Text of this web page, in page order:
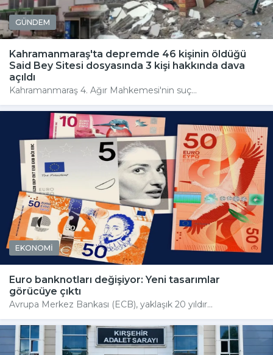
GÜNDEM
Kahramanmaraş'ta depremde 46 kişinin öldüğü
Said Bey Sitesi dosyasında 3 kişi hakkında dava
açıldı
Kahramanmaraş 4. Ağır Mahkemesi'nin suç...
EKONOMİ
Euro banknotları değişiyor: Yeni tasarımlar
görücüye çıktı
Avrupa Merkez Bankası (ECB), yaklaşık 20 yıldır...